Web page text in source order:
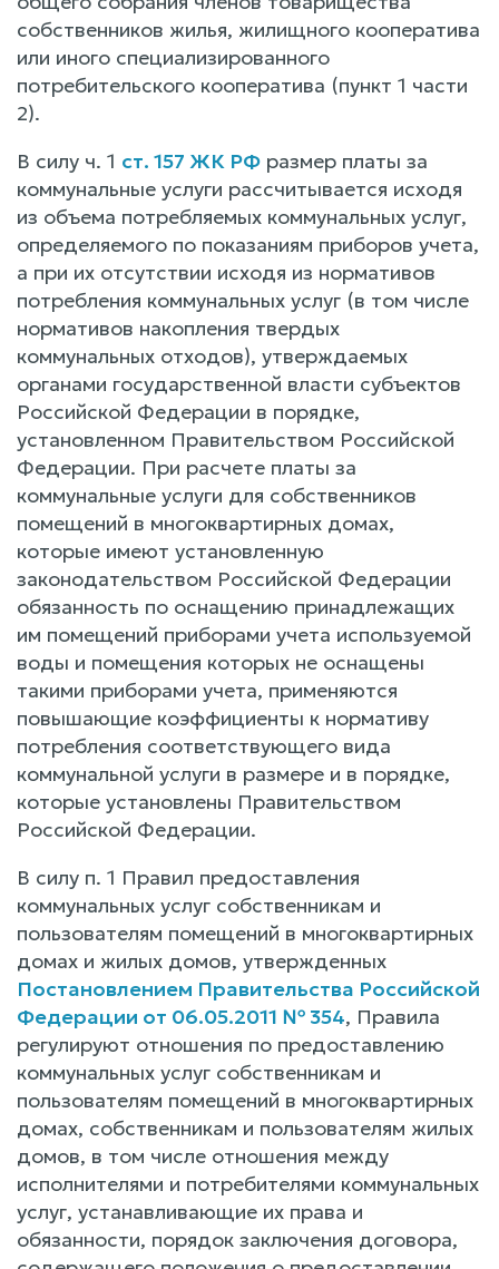
собственников жилья, жилищного кооператива
или иного специализированного
потребительского кооператива (пункт 1 части
2).
В силу ч. 1 ст. 157 ЖК РФ размер платы за
коммунальные услуги рассчитывается исходя
из объема потребляемых коммунальных услуг,
определяемого по показаниям приборов учета,
а при их отсутствии исходя из нормативов
потребления коммунальных услуг (в том числе
нормативов накопления твердых
коммунальных отходов), утверждаемых
органами государственной власти субъектов
Российской Федерации в порядке,
установленном Правительством Российской
Федерации. При расчете платы за
коммунальные услуги для собственников
помещений в многоквартирных домах,
которые имеют установленную
законодательством Российской Федерации
обязанность по оснащению принадлежащих
им помещений приборами учета используемой
воды и помещения которых не оснащены
такими приборами учета, применяются
повышающие коэффициенты к нормативу
потребления соответствующего вида
коммунальной услуги в размере и в порядке,
которые установлены Правительством
Российской Федерации.
В силу п. 1 Правил предоставления
коммунальных услуг собственникам и
пользователям помещений в многоквартирных
домах и жилых домов, утвержденных
Постановлением Правительства Российской
Федерации от 06.05.2011 № 354, Правила
регулируют отношения по предоставлению
коммунальных услуг собственникам и
пользователям помещений в многоквартирных
домах, собственникам и пользователям жилых
домов, в том числе отношения между
исполнителями и потребителями коммунальных
услуг, устанавливающие их права и
обязанности, порядок заключения договора,